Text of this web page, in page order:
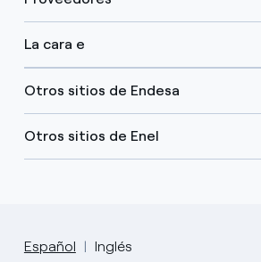
La cara e
Otros sitios de Endesa
Otros sitios de Enel
Español Inglés